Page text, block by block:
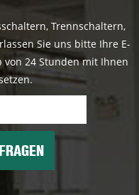
Trennschaltern,
Sie uns bitte Ihre E-
24 Stunden mit Ihnen